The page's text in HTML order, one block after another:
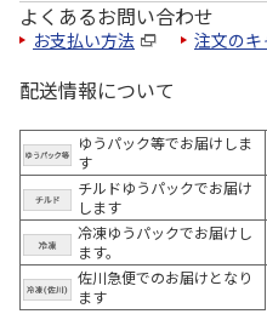
よくあるお問い合わせ
お支払い方法 注文のキ
配送情報について
ゆうパック等でお届けしま
す
チルドゆうパックでお届け
します
冷凍ゆうパックでお届けし
ます。
佐川急便でのお届けとなり
ます